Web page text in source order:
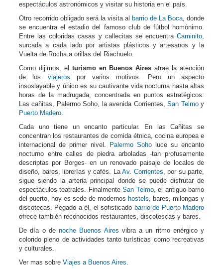
espectáculos astronómicos y visitar su historia en el país.
Otro recorrido obligado será la visita al barrio de La Boca, donde
se encuentra el estadio del famoso club de fútbol homónimo.
Entre las coloridas casas y callecitas se encuentra Caminito,
surcada a cada lado por artistas plásticos y artesanos y la
Vuelta de Rocha a orillas del Riachuelo.
Como dijimos, el turismo en Buenos Aires atrae la atención
de los viajeros por varios motivos. Pero un aspecto
insoslayable y único es su cautivante vida nocturna hasta altas
horas de la madrugada, concentrada en puntos estratégicos:
Las cañitas, Palermo Soho, la avenida Corrientes,San Telmoy
Puerto Madero.
Cada uno tiene un encanto particular. En las Cañitas se
concentran los restaurantes de comida étnica, cocina europea e
internacional de primer nivel.
Palermo Soho luce su encanto
nocturno entre calles de piedra arboladas -tan profusamente
descriptas por Borges- en un renovado paisaje de locales de
diseño, bares, librerías y cafés. LaAv. Corrientes, por su parte,
sigue siendo la arteria principal donde se puede disfrutar de
espectáculos teatrales. FinalmenteSan Telmo, el antiguo barrio
del puerto, hoy es sede de modernos hostels, bares, milongas y
discotecas. Pegado a él, el sofisticado barrio de Puerto Madero
ofrece también reconocidos restaurantes, discotescas y bares.
De día o de noche Buenos Aires vibra a un ritmo enérgico y
colorido pleno de actividades tanto turísticas como recreativas
y culturales.
Ver mas sobre Viajes a Buenos Aires.